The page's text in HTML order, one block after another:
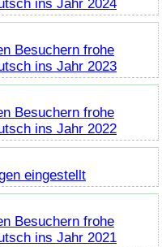
ins Jahr 2024
Besuchern frohe
ins Jahr 2023
Besuchern frohe
ins Jahr 2022
eingestellt
Besuchern frohe
ins Jahr 2021